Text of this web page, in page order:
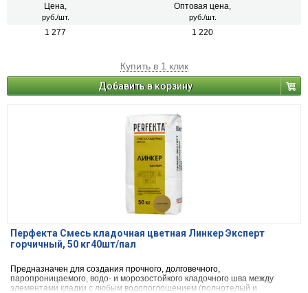
натурального камня) с одновременной декоративной расшивкой швов
Цена,
руб./шт.
Оптовая цена,
руб./шт.
1 277 1 220
Купить в 1 клик
Добавить в корзину
Перфекта Смесь кладочная цветная Линкер Эксперт
горчичный, 50 кг40шт/пал
Предназначен для создания прочного, долговечного,
паропроницаемого, водо- и морозостойкого кладочного шва между
элементами кладки с любым водопоглощением (полнотелый и